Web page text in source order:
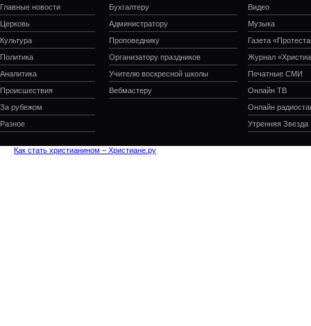
Главные новости
Церковь
Культура
Политика
Аналитика
Происшествия
За рубежом
Разное
Бухгалтеру
Администратору
Проповеднику
Организатору праздников
Учителю воскресной школы
Вебмастеру
Видео
Музыка
Газета
Журнал
Печатные СМИ
Онлайн ТВ
Онлайн
Утренняя Звезда
Как стать христианином – Христиане.ру